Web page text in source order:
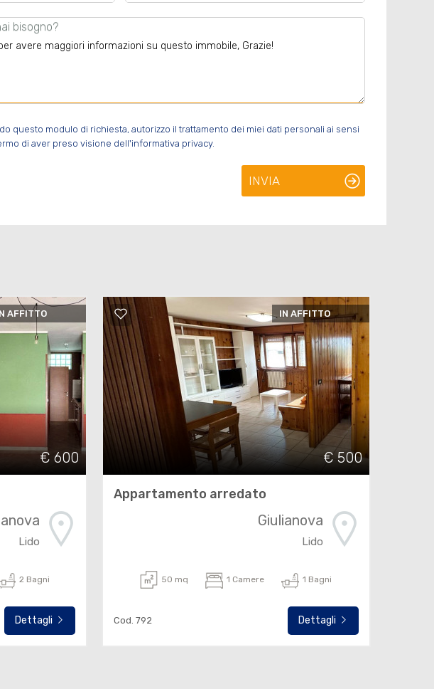
bisogno?
questo modulo di richiesta, autorizzo il trattamento dei miei dati personali ai sensi
di aver preso visione dell'informativa privacy.
INVIA
AFFITTO
€ 600
Lido
2 Bagni
Dettagli
IN AFFITTO
€ 500
Appartamento arredato
Giulianova
Lido
50 mq 1 Camere 1 Bagni
Cod. 792 Dettagli